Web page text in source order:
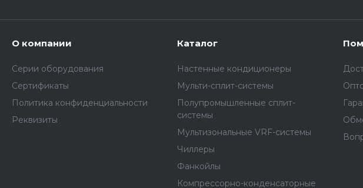
О компании
Серии оборудования
Сертификаты
Политика конфиденциальности
Реквизиты
Каталог
Настенные кондиционеры
Мульти-сплит-системы
Полупромышленные сплит-
системы
Мультизональные VRF-системы
Чиллеры
Фанкойлы
Компрессорно-конденсаторные